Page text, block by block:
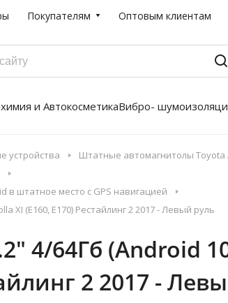
Покупателям Оптовым клиентам
и АвтокосметикаВибро-
устройства
Штатные автомагнитолы Toyota
в штатное место с GPS навигацией
XI (E160, E170) Рестайлинг 2 2017 - Левый руль
4/64Гб (Android
2 2017 -